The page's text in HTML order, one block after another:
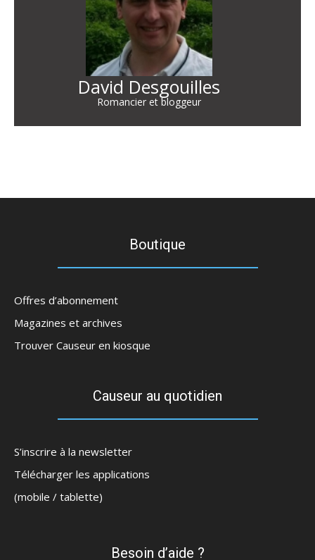
David Desgouilles
Romancier et bloggeur
Boutique
Offres d’abonnement
Magazines et archives
Trouver Causeur en kiosque
Causeur au quotidien
S’inscrire à la newsletter
Télécharger les applications
(mobile / tablette)
Besoin d’aide ?